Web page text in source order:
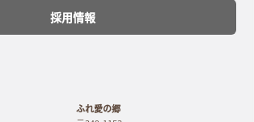
採用情報
ふれ愛の郷